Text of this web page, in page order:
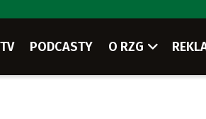
PODCASTY O RZG